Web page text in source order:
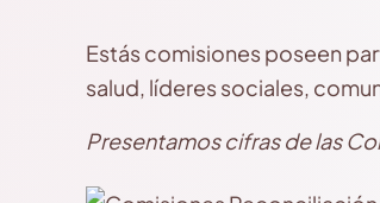
Estás comisiones poseen
salud, líderes sociales,
Presentamos cifras de las